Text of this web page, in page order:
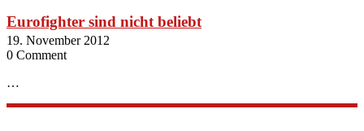
Eurofighter sind nicht beliebt
19. November 2012
0 Comment
…